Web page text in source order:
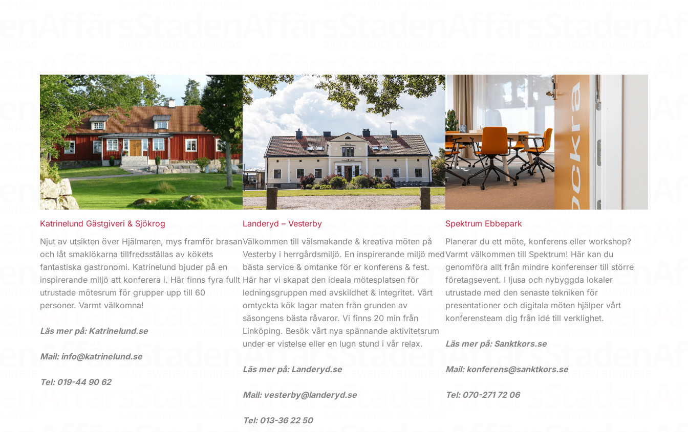
Katrinelund Gästgiveri & Sjökrog
Njut av utsikten över Hjälmaren, mys framför brasan
och låt smaklökarna tillfredsställas av kökets
fantastiska gastronomi. Katrinelund bjuder på en
inspirerande miljö att konferera i. Här finns fyra fullt
utrustade mötesrum för grupper upp till 60
personer. Varmt välkomna!
Läs mer på: Katrinelund.se
Mail: info@katrinelund.se
Tel: 019-44 90 62
Landeryd – Vesterby
Välkommen till välsmakande & kreativa möten på
Vesterby i herrgårdsmiljö. En inspirerande miljö med
bästa service & omtanke för er konferens & fest.
Här har vi skapat den ideala mötesplatsen för
ledningsgruppen med avskildhet & integritet. Vårt
omtyckta kök lagar maten från grunden av
säsongens bästa råvaror. Vi finns 20 min från
Linköping. Besök vårt nya spännande aktivitetsrum
under er vistelse eller en lugn stund i vår relax.
Läs mer på: Landeryd.se
Mail: vesterby@landeryd.se
Tel: 013-36 22 50
Spektrum Ebbepark
Planerar du ett möte, konferens eller workshop?
Varmt välkommen till Spektrum! Här kan du
genomföra allt från mindre konferenser till större
företagsevent. I ljusa och nybyggda lokaler
utrustade med den senaste tekniken för
presentationer och digitala möten hjälper vårt
konferensteam dig från idé till verklighet.
Läs mer på: Sanktkors.se
Mail: konferens@sanktkors.se
Tel: 070-271 72 06